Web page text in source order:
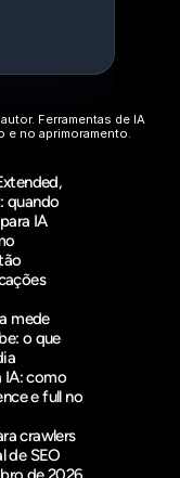
Ferramentas de IA
e no aprimoramento.
quando
IA
mede
o que
IA: como
e full no
crawlers
de SEO